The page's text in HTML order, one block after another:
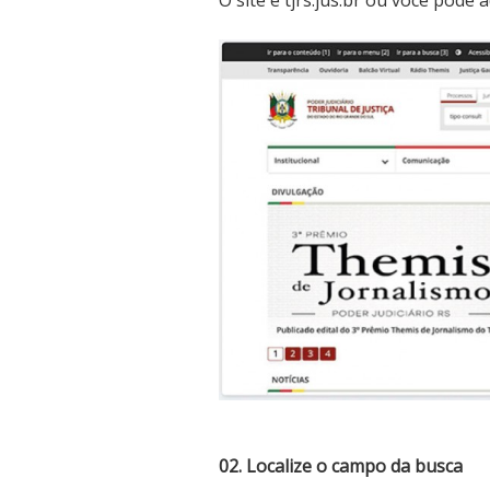
02. Localize o campo da busca